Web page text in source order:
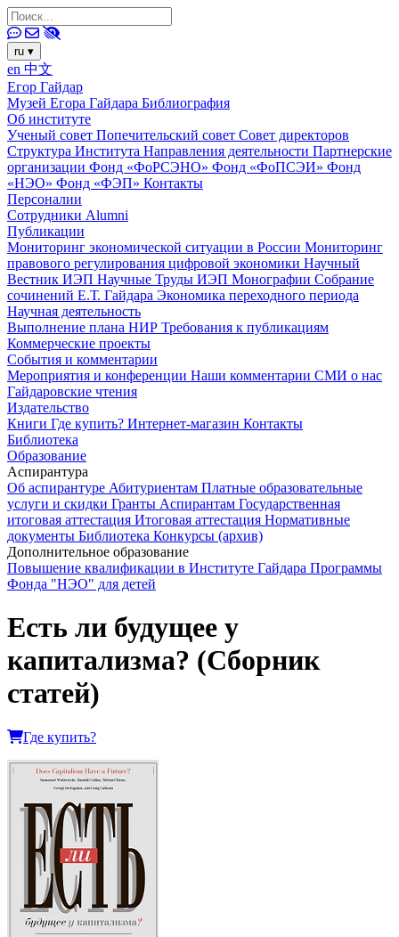
ru ▾
en 中文
Егор Гайдар
Музей Егора Гайдара Библиография
Об институте
Ученый совет Попечительский совет Совет директоров
Структура Института Направления деятельности Партнерские
организации Фонд «ФоРСЭНО» Фонд «ФоПСЭИ» Фонд
«НЭО» Фонд «ФЭП» Контакты
Персоналии
Сотрудники Alumni
Публикации
Мониторинг экономической ситуации в России Мониторинг
правового регулирования цифровой экономики Научный
Вестник ИЭП Научные Труды ИЭП Монографии Собрание
сочинений Е.Т. Гайдара Экономика переходного периода
Научная деятельность
Выполнение плана НИР Требования к публикациям
Коммерческие проекты
События и комментарии
Мероприятия и конференции Наши комментарии СМИ о нас
Гайдаровские чтения
Издательство
Книги Где купить? Интернет-магазин Контакты
Библиотека
Образование
Аспирантура
Об аспирантуре Абитуриентам Платные образовательные
услуги и скидки Гранты Аспирантам Государственная
итоговая аттестация Итоговая аттестация Нормативные
документы Библиотека Конкурсы (архив)
Дополнительное образование
Повышение квалификации в Институте Гайдара Программы
Фонда "НЭО" для детей
Есть ли будущее у
капитализма? (Сборник
статей)
Где купить?